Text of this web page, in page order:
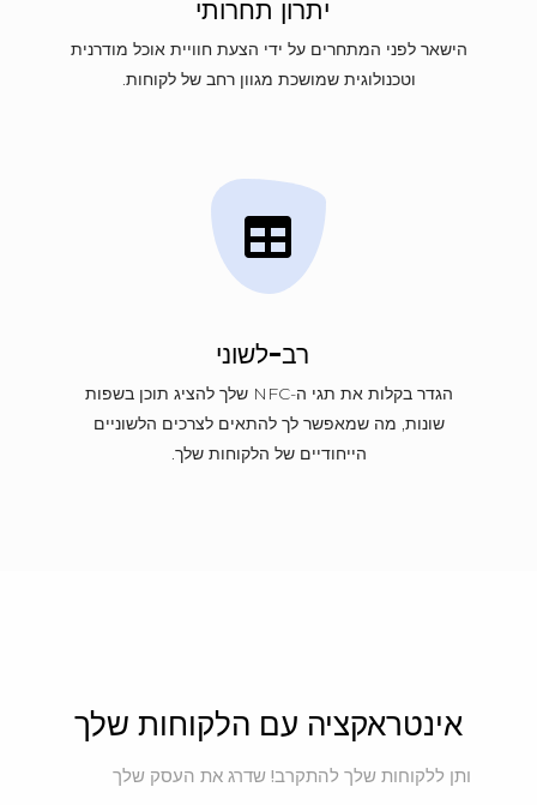
יתרון תחרותי
הישאר לפני המתחרים על ידי הצעת חוויית אוכל מודרנית
וטכנולוגית שמושכת מגוון רחב של לקוחות.
רב-לשוני
הגדר בקלות את תגי ה-NFC שלך להציג תוכן בשפות
שונות, מה שמאפשר לך להתאים לצרכים הלשוניים
הייחודיים של הלקוחות שלך.
אינטראקציה עם הלקוחות שלך
ותן ללקוחות שלך להתקרב! שדרג את העסק שלך